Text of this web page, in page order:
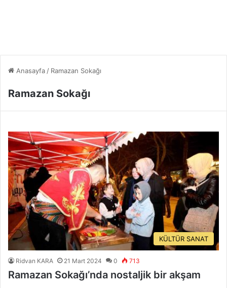
Anasayfa / Ramazan Sokağı
Ramazan Sokağı
KÜLTÜR SANAT
Ridvan KARA 21 Mart 2024 0 713
Ramazan Sokağı’nda nostaljik bir akşam